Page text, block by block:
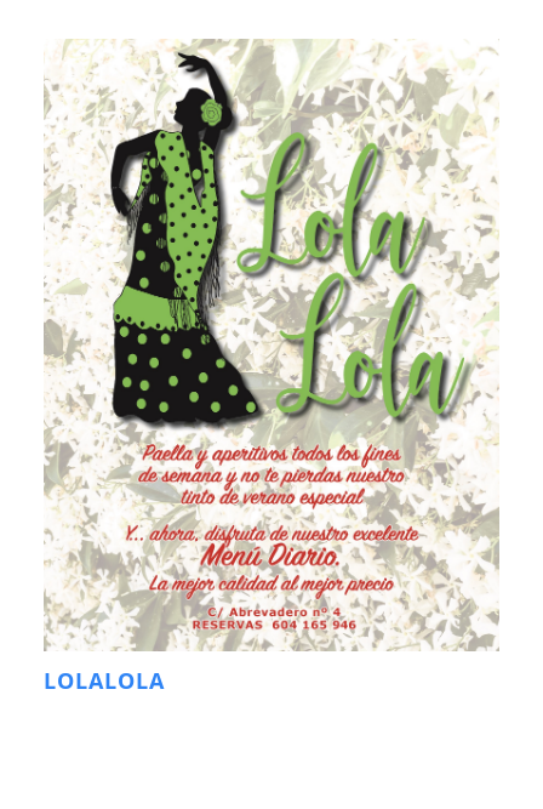
LOLALOLA